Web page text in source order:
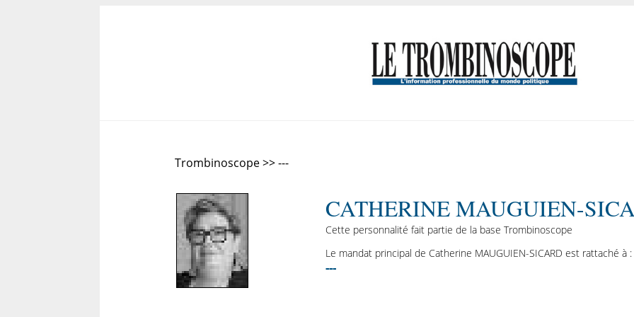
Trombinoscope >> ---
CATHERINE MAUGUIEN-
Cette personnalité fait partie de la base Trombinoscope
Le mandat principal de Catherine MAUGUIEN-SICARD est rattaché à :
---